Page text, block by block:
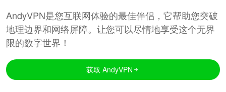
AndyVPN是您互联网体验的最佳伴侣，它帮助您突破
地理边界和网络屏障。让您可以尽情地享受这个无界
限的数字世界！
获取 AndyVPN